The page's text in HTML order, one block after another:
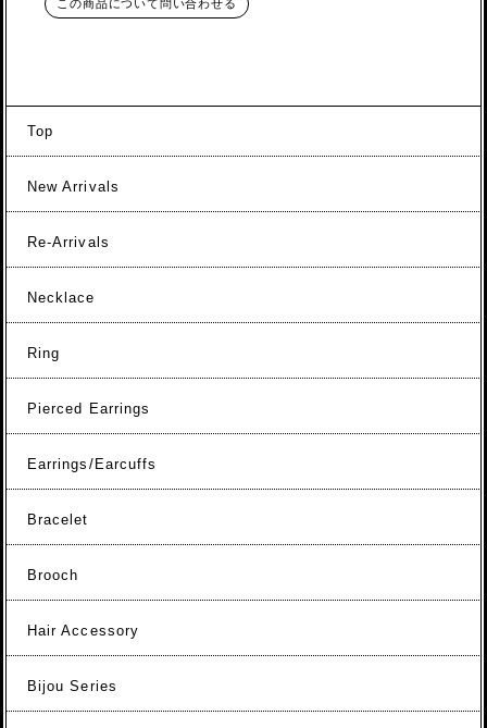
この商品について問い合わせる
Top
New Arrivals
Re-Arrivals
Necklace
Ring
Pierced Earrings
Earrings/Earcuffs
Bracelet
Brooch
Hair Accessory
Bijou Series